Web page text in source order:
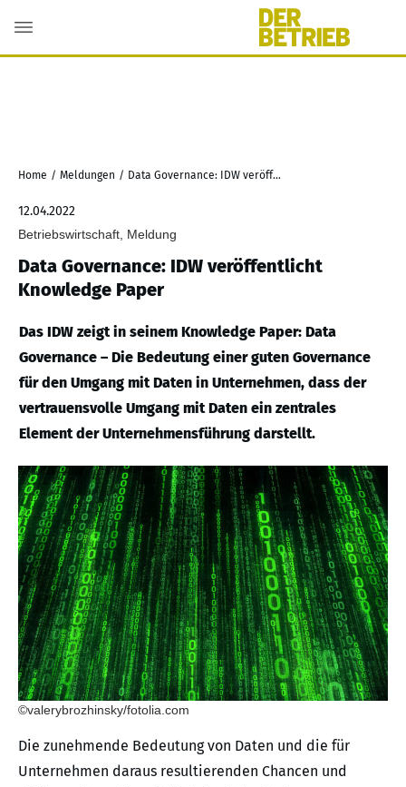
Home / Meldungen / Data Governance: IDW veröffentlicht Knowledge Paper
12.04.2022
Betriebswirtschaft, Meldung
Data Governance: IDW veröffentlicht
Knowledge Paper
Das IDW zeigt in seinem Knowledge Paper: Data
Governance – Die Bedeutung einer guten Governance
für den Umgang mit Daten in Unternehmen, dass der
vertrauensvolle Umgang mit Daten ein zentrales
Element der Unternehmensführung darstellt.
©valerybrozhinsky/fotolia.com
Die zunehmende Bedeutung von Daten und die für
Unternehmen daraus resultierenden Chancen und